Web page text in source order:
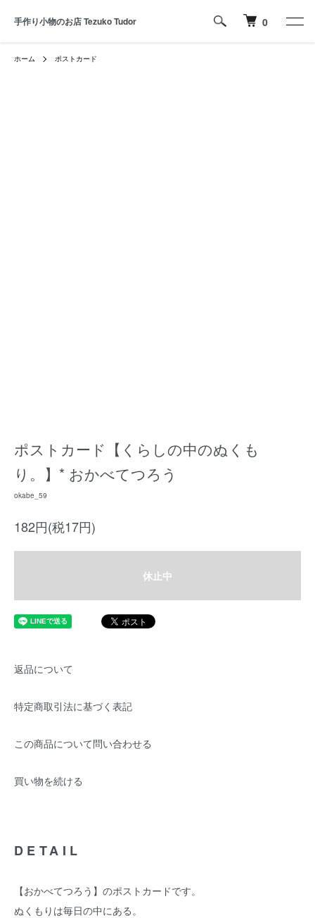
手作り小物のお店 Tezuko Tudor 0
ホーム ポストカード
ポストカード【くらしの中のぬくも
り。】* おかべてつろう
okabe_59
182円(税17円)
休止中
返品について
特定商取引法に基づく表記
この商品について問い合わせる
買い物を続ける
DETAIL
【おかべてつろう】のポストカードです。
ぬくもりは毎日の中にある。